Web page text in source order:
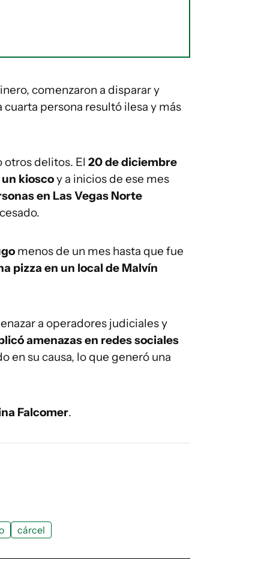
comenzaron a disparar y
cuarta persona resultó ilesa y más
otros delitos. El 20 de diciembre
kioscoy a inicios de ese mes
en Las Vegas Norte
menos de un mes hasta que fue
pizza en un local de Malvín
a operadores judiciales y
amenazas en redes sociales
en su causa, lo que generó una
Falcomer.
cárcel